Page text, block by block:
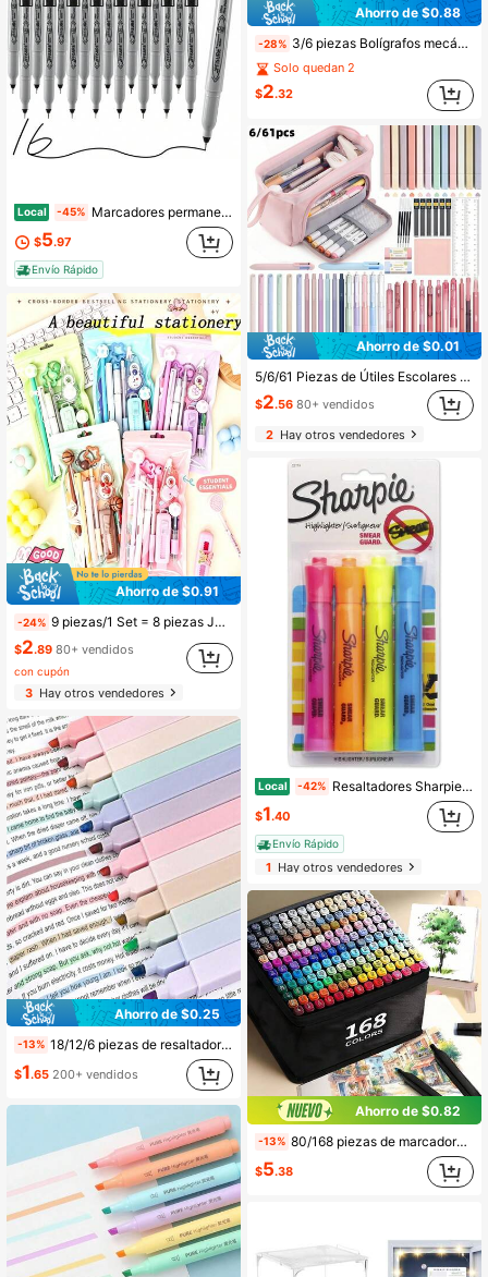
Local -45% Marcadores permanentes, punta ultra fina, negro, 16 unidades, 0.4mm, juego de marcadores permanentes de punta fina, secado rápido, resistente al agua, resistente a la decoloración, duradero, marca en papel, vidrio, cerámica, plástico, madera, roca, metal
$5.97
Envío Rápido
Ahorro de $0.91
-24% 9 piezas/1 Set = 8 piezas Juego de Papelería (Bolígrafos de Gel Color Macaron + Cinta Correctora + Combinación de Bolígrafos Multicolor) Envío Aleatorio de 2 piezas Caja de Regalo de Papelería Esencial para Estudiantes Estilo Ins, Opciones Multicolor, Uso de Oficina para Estudiantes, Regalo para Adolescentes, Temporada de Regreso a Clases/Esencial de Regreso a Clases
$2.89 80+ vendidos
con cupón
3Hay otros vendedores
Ahorro de $0.25
-13% 18/12/6 piezas de resaltadores fluorescentes, bolígrafos marcadores, bolígrafos de punta suave para diario, manualidades creativas de scrapbooking DIY, adecuados para scrapbooking DIY y temporada de vuelta a la escuela. Anti-manchas, anti-sangrado, también adecuados para estudio bíblico y diario, adecuados para oficina, suministros perfectos para vuelta a la escuela y regalos - Color aleatorio
$1.65 200+ vendidos
Ahorro de $0.88
-28% 3/6 piezas Bolígrafos mecánicos fluorescentes con forma de jeringa Kawaii, con forma de aguja, adecuados para oficina, escuela, herramientas de escritura con marcador, útiles escolares, regreso a la escuela
Solo quedan 2
$2.32
Ahorro de $0.01
5/6/61 Piezas de Útiles Escolares Estéticos con Estuche Grande para Lápices, Bolígrafos de Gel de Tinta Negra, Escritura, Punta Fina Suave de 0.5 mm, Juego de Lápices Mecánicos, 13 Piezas de Resaltadores, Notas Adhesivas, Bolsa de Papelería Escolar para Adolescentes, Chicas, Adultos y Estudiantes. Regreso a la Escuela.
$2.56 80+ vendidos
2Hay otros vendedores
Local -42% Resaltadores Sharpie Accent Estilo Tanque, Colores Surtidos, 4 Unidades - Regreso a la Escuela, Suministros de Escritorio
$1.40
Envío Rápido
1Hay otros vendedores
Ahorro de $0.82
-13% 80/168 piezas de marcadores de alcohol de doble punta de colores aleatorios, esenciales para entusiastas de la pintura. ¡El efecto de boceto de dibujos animados es increíble! Adecuado para Halloween, Navidad, regalos de cumpleaños y fines artísticos profesionales, regreso a la escuela
$5.38